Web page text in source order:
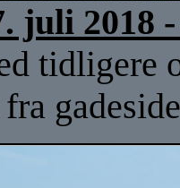
juli 2018
tidligere